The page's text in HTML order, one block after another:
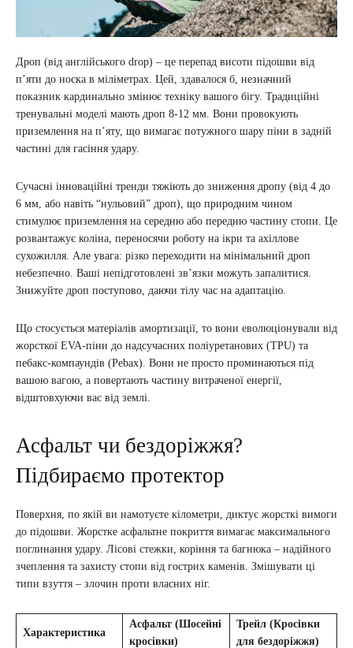
Дроп (від англійського drop) – це перепад висоти підошви від
п’яти до носка в міліметрах. Цей, здавалося б, незначний
показник кардинально змінює техніку вашого бігу. Традиційні
тренувальні моделі мають дроп 8-12 мм. Вони провокують
приземлення на п’яту, що вимагає потужного шару піни в задній
частині для гасіння удару.
Сучасні інноваційні тренди тяжіють до зниження дропу (від 4 до
6 мм, або навіть “нульовий” дроп), що природним чином
стимулює приземлення на середню або передню частину стопи. Це
розвантажує коліна, переносячи роботу на ікри та ахіллове
сухожилля. Але увага: різко переходити на мінімальний дроп
небезпечно. Ваші непідготовлені зв’язки можуть запалитися.
Знижуйте дроп поступово, даючи тілу час на адаптацію.
Що стосується матеріалів амортизації, то вони еволюціонували від
жорсткої EVA-піни до надсучасних поліуретанових (TPU) та
пебакс-компаундів (Pebax). Вони не просто проминаються під
вашою вагою, а повертають частину витраченої енергії,
відштовхуючи вас від землі.
Асфальт чи бездоріжжя?
Підбираємо протектор
Поверхня, по якій ви намотуєте кілометри, диктує жорсткі вимоги
до підошви. Жорстке асфальтне покриття вимагає максимального
поглинання удару. Лісові стежки, коріння та багнюка – надійного
зчеплення та захисту стопи від гострих каменів. Змішувати ці
типи взуття – злочин проти власних ніг.
Характеристика
Асфальт (Шосейні
кросівки)
Трейл (Кросівки
для бездоріжжя)